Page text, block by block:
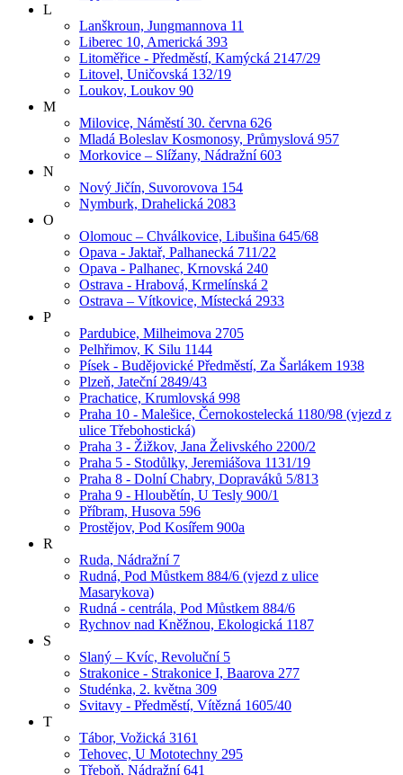
L
Lanškroun, Jungmannova 11
Liberec 10, Americká 393
Litoměřice - Předměstí, Kamýcká 2147/29
Litovel, Uničovská 132/19
Loukov, Loukov 90
M
Milovice, Náměstí 30. června 626
Mladá Boleslav Kosmonosy, Průmyslová 957
Morkovice – Slížany, Nádražní 603
N
Nový Jičín, Suvorovova 154
Nymburk, Drahelická 2083
O
Olomouc – Chválkovice, Libušina 645/68
Opava - Jaktař, Palhanecká 711/22
Opava - Palhanec, Krnovská 240
Ostrava - Hrabová, Krmelínská 2
Ostrava – Vítkovice, Místecká 2933
P
Pardubice, Milheimova 2705
Pelhřimov, K Silu 1144
Písek - Budějovické Předměstí, Za Šarlákem 1938
Plzeň, Jateční 2849/43
Prachatice, Krumlovská 998
Praha 10 - Malešice, Černokostelecká 1180/98 (vjezd z
ulice Třebohostická)
Praha 3 - Žižkov, Jana Želivského 2200/2
Praha 5 - Stodůlky, Jeremiášova 1131/19
Praha 8 - Dolní Chabry, Dopraváků 5/813
Praha 9 - Hloubětín, U Tesly 900/1
Příbram, Husova 596
Prostějov, Pod Kosířem 900a
R
Ruda, Nádražní 7
Rudná, Pod Můstkem 884/6 (vjezd z ulice
Masarykova)
Rudná - centrála, Pod Můstkem 884/6
Rychnov nad Kněžnou, Ekologická 1187
S
Slaný – Kvíc, Revoluční 5
Strakonice - Strakonice I, Baarova 277
Studénka, 2. května 309
Svitavy - Předměstí, Vítězná 1605/40
T
Tábor, Vožická 3161
Tehovec, U Mototechny 295
Třeboň, Nádražní 641